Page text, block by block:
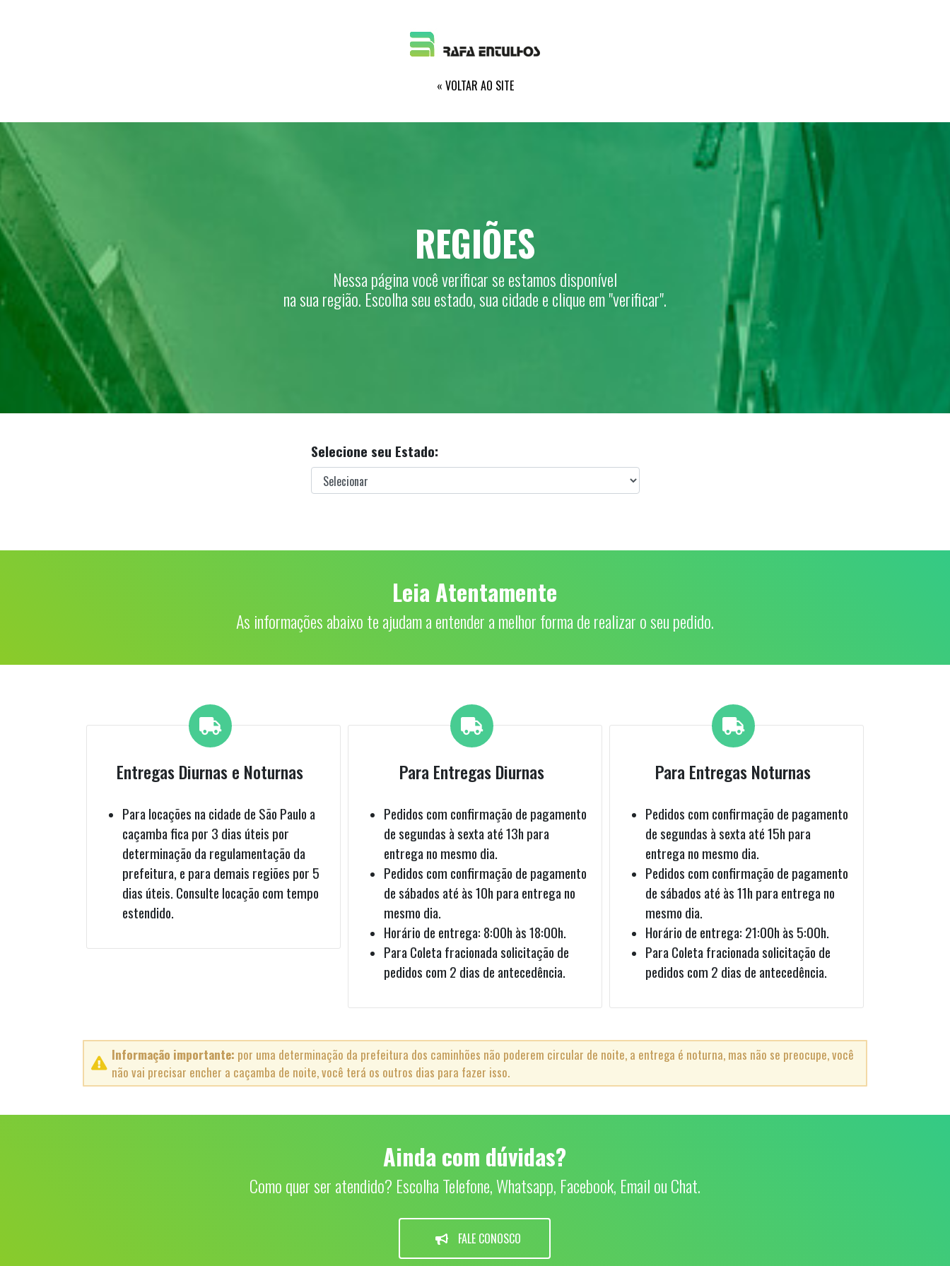
« VOLTAR AO SITE
REGIÕES
Nessa página você verificar se estamos disponível
na sua região. Escolha seu estado, sua cidade e clique em "verificar".
Selecione seu Estado:
Leia Atentamente
As informações abaixo te ajudam a entender a melhor forma de realizar o seu pedido.
Entregas Diurnas e Noturnas
Para locações na cidade de São Paulo a
caçamba fica por 3 dias úteis por
determinação da regulamentação da
prefeitura, e para demais regiões por 5
dias úteis. Consulte locação com tempo
estendido.
Para Entregas Diurnas
Pedidos com confirmação de pagamento
de segundas à sexta até 13h para
entrega no mesmo dia.
Pedidos com confirmação de pagamento
de sábados até às 10h para entrega no
mesmo dia.
Horário de entrega: 8:00h às 18:00h.
Para Coleta fracionada solicitação de
pedidos com 2 dias de antecedência.
Para Entregas Noturnas
Pedidos com confirmação de pagamento
de segundas à sexta até 15h para
entrega no mesmo dia.
Pedidos com confirmação de pagamento
de sábados até às 11h para entrega no
mesmo dia.
Horário de entrega: 21:00h às 5:00h.
Para Coleta fracionada solicitação de
pedidos com 2 dias de antecedência.
Informação importante: por uma determinação da prefeitura dos caminhões não poderem circular de noite, a entrega é noturna, mas não se preocupe, você
não vai precisar encher a caçamba de noite, você terá os outros dias para fazer isso.
Ainda com dúvidas?
Como quer ser atendido? Escolha Telefone, Whatsapp, Facebook, Email ou Chat.
FALE CONOSCO